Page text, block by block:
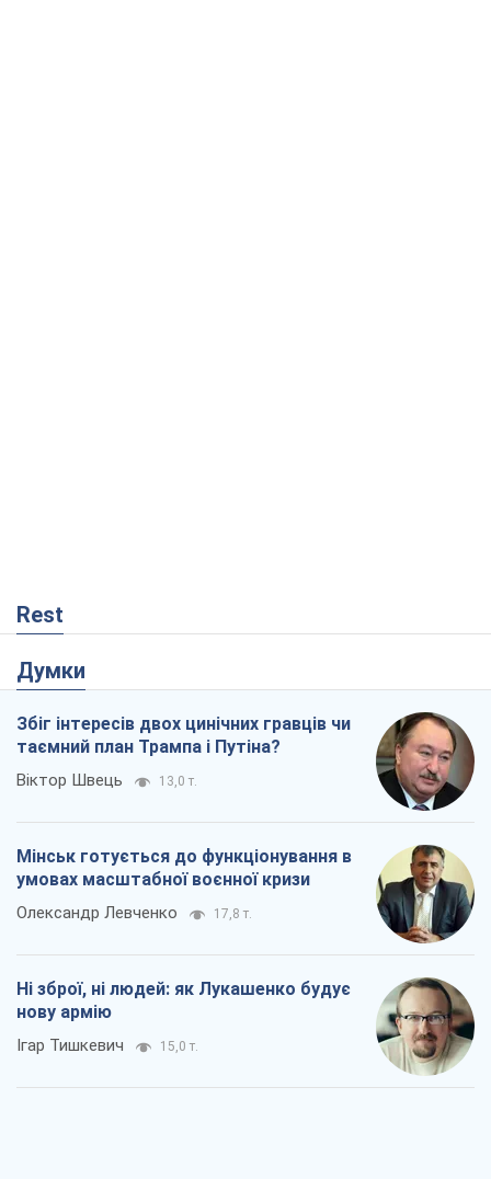
Rest
Думки
Збіг інтересів двох цинічних гравців чи
таємний план Трампа і Путіна?
Віктор Швець 13,0 т.
Мінськ готується до функціонування в
умовах масштабної воєнної кризи
Олександр Левченко 17,8 т.
Ні зброї, ні людей: як Лукашенко будує
нову армію
Ігар Тишкевич 15,0 т.